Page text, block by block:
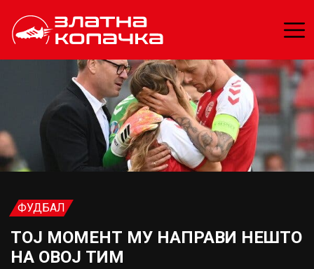
ФУДБАЛ
ТОЈ МОМЕНТ МУ НАПРАВИ НЕШТО
НА ОВОЈ ТИМ